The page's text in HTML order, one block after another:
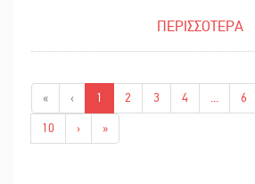
ΠΕΡΙΣΣΟΤΕΡΑ
« ‹ 1 2 3 4 ... 6
10
› »